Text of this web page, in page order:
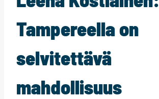
Tampereella on
selvitettävä
mahdollisuus